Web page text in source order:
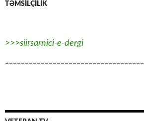
TƏMSİLÇİLİK
>>>siirsarnici-e-dergi
===================================